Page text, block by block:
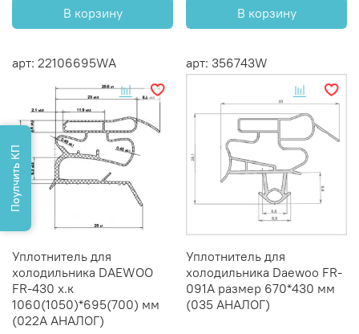
В корзину В корзину
арт: 22106695WA
Уплотнитель для
холодильника DAEWOO
FR-430 х.к
1060(1050)*695(700) мм
(022A АНАЛОГ)
арт: 356743W
Уплотнитель для
холодильника Daewoo FR-
091A размер 670*430 мм
(035 АНАЛОГ)
Поулчить КП